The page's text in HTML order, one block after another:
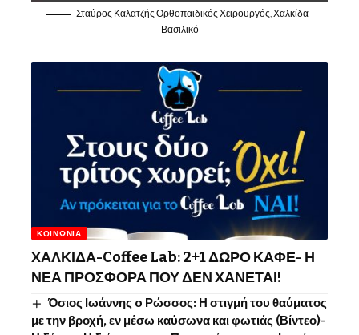
Σταύρος Καλατζής Ορθοπαιδικός Χειρουργός, Χαλκίδα -
Βασιλικό
ΚΟΙΝΩΝΊΑ
ΧΑΛΚΙΔΑ-Coffee Lab: 2+1 ΔΩΡΟ ΚΑΦΕ- Η
ΝΕΑ ΠΡΟΣΦΟΡΑ ΠΟΥ ΔΕΝ ΧΑΝΕΤΑΙ!
Όσιος Ιωάννης o Ρώσσος: Η στιγμή του θαύματος
με την βροχή, εν μέσω καύσωνα και φωτιάς (Βίντεο)-